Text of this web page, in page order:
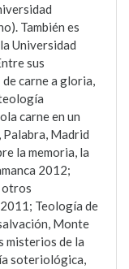
También es
Universidad
sus
carne a gloria,
carne en un
Madrid
la memoria, la
2012;
otros
Teología de
Monte
misterios de la
soteriológica,